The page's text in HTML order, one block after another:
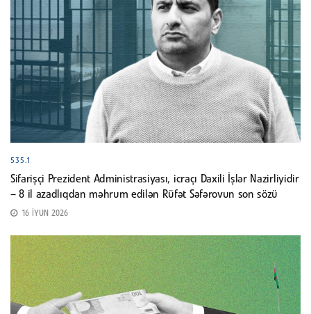
535.1
Sifarişçi Prezident Administrasiyası, icraçı Daxili İşlər Nazirliyidir
– 8 il azadlıqdan məhrum edilən Rüfət Səfərovun son sözü
16 İYUN 2026